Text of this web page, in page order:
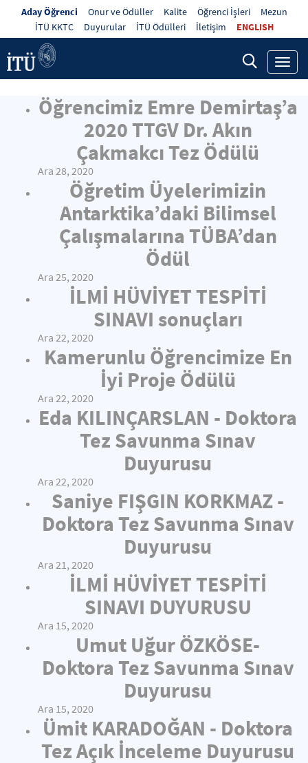
Aday Öğrenci Onur ve Ödüller Kalite Öğrenci İşleri
Mezun
İTÜ KKTC
Duyurular İTÜ Ödülleri İletişim ENGLISH
Öğrencimiz Emre Demirtaş’a
2020 TTGV Dr. Akın
Çakmakcı Tez Ödülü
Ara 28, 2020
Öğretim Üyelerimizin
Antarktika’daki Bilimsel
Çalışmalarına TÜBA’dan
Ödül
Ara 25, 2020
İLMİ HÜVİYET TESPİTİ
SINAVI sonuçları
Ara 22, 2020
Kamerunlu Öğrencimize En
İyi Proje Ödülü
Ara 22, 2020
Eda KILINÇARSLAN - Doktora
Tez Savunma Sınav
Duyurusu
Ara 22, 2020
Saniye FIŞGIN KORKMAZ -
Doktora Tez Savunma Sınav
Duyurusu
Ara 21, 2020
İLMİ HÜVİYET TESPİTİ
SINAVI DUYURUSU
Ara 15, 2020
Umut Uğur ÖZKÖSE-
Doktora Tez Savunma Sınav
Duyurusu
Ara 15, 2020
Ümit KARADOĞAN - Doktora
Tez Açık İnceleme Duyurusu